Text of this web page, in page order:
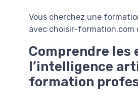
Vous cherchez une
avec choisir-formation.com
Comprendre les
l’intelligence
formation